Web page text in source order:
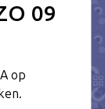
09
op